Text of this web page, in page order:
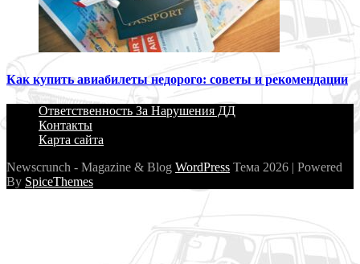
Как купить авиабилеты недорого: советы и рекомендации
Ответственность За Нарушения ДД
Контакты
Карта сайта
Newscrunch - Magazine & Blog WordPress Тема 2026 | Powered
By SpiceThemes